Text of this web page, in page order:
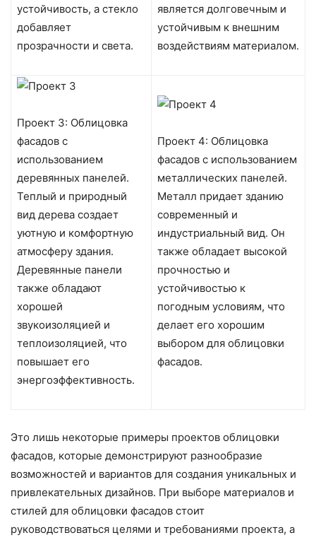
устойчивость, а стекло
добавляет
прозрачности и света.
является долговечным и
устойчивым к внешним
воздействиям материалом.
Проект 3: Облицовка
фасадов с
использованием
деревянных панелей.
Теплый и природный
вид дерева создает
уютную и комфортную
атмосферу здания.
Деревянные панели
также обладают
хорошей
звукоизоляцией и
теплоизоляцией, что
повышает его
энергоэффективность.
Проект 4: Облицовка
фасадов с использованием
металлических панелей.
Металл придает зданию
современный и
индустриальный вид. Он
также обладает высокой
прочностью и
устойчивостью к
погодным условиям, что
делает его хорошим
выбором для облицовки
фасадов.
Это лишь некоторые примеры проектов облицовки
фасадов, которые демонстрируют разнообразие
возможностей и вариантов для создания уникальных и
привлекательных дизайнов. При выборе материалов и
стилей для облицовки фасадов стоит
руководствоваться целями и требованиями проекта, а